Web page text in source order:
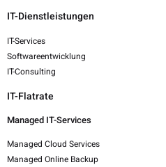
IT-Dienstleistungen
IT-Services
Softwareentwicklung
IT-Consulting
IT-Flatrate
Managed IT-Services
Managed Cloud Services
Managed Online Backup